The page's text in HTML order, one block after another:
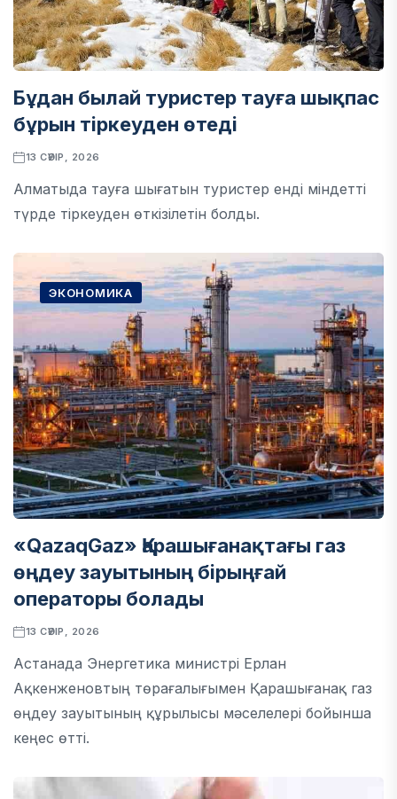
Бұдан былай туристер тауға шықпас
бұрын тіркеуден өтеді
13 СӘУІР, 2026
Алматыда тауға шығатын туристер енді міндетті
түрде тіркеуден өткізілетін болды.
ЭКОНОМИКА
«QazaqGaz» Қарашығанақтағы газ
өңдеу зауытының бірыңғай
операторы болады
13 СӘУІР, 2026
Астанада Энергетика министрі Ерлан
Ақкенженовтың төрағалығымен Қарашығанақ газ
өңдеу зауытының құрылысы мәселелері бойынша
кеңес өтті.